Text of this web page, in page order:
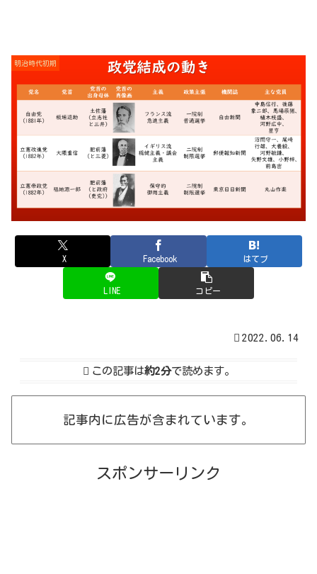
明治時代初期
X Facebook はてブ
LINE コピー
2022.06.14
この記事は約2分で読めます。
記事内に広告が含まれています。
スポンサーリンク